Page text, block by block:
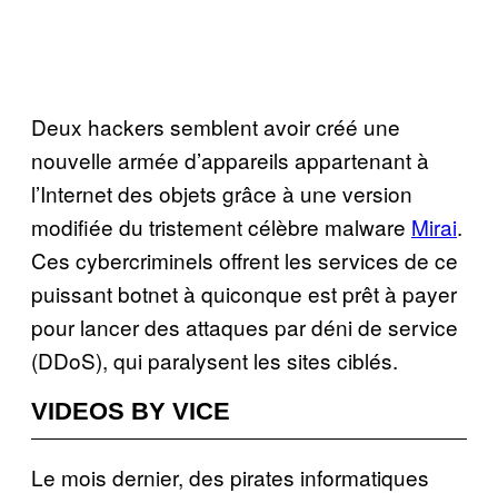
Deux hackers semblent avoir créé une
nouvelle armée d’appareils appartenant à
l’Internet des objets grâce à une version
modifiée du tristement célèbre malware Mirai.
Ces cybercriminels offrent les services de ce
puissant botnet à quiconque est prêt à payer
pour lancer des attaques par déni de service
(DDoS), qui paralysent les sites ciblés.
VIDEOS BY VICE
Le mois dernier, des pirates informatiques